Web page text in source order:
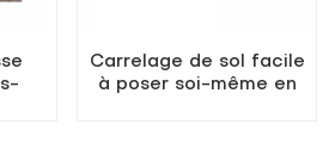
Carrelage de sol facile
à poser soi-même en